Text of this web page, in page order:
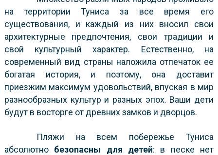
на территории Туниса за все время его
существования, и каждый из них вносил свои
архитектурные предпочтения, свои традиции и
свой культурный характер. Естественно, на
современный вид страны наложила отпечаток ее
богатая история, и поэтому, она доставит
приезжим максимум удовольствий, впуская в мир
разнообразных культур и разных эпох. Ваши дети
будут в восторге от древних замков и дворцов.
Пляжи на всем побережье Туниса
абсолютно безопасны для детей: в песке нет